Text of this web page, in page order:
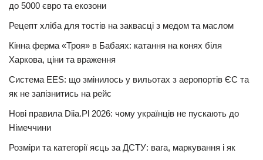
до 5000 євро та екозони
Рецепт хліба для тостів на заквасці з медом та маслом
Кінна ферма «Троя» в Бабаях: катання на конях біля
Харкова, ціни та враження
Система EES: що змінилось у вильотах з аеропортів ЄС та
як не запізнитись на рейс
Нові правила Diia.Pl 2026: чому українців не пускають до
Німеччини
Розміри та категорії яєць за ДСТУ: вага, маркування і як